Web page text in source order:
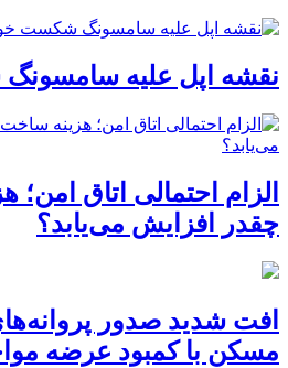
نقشه اپل علیه
الزام احتمالی اتاق
چقدر افزایش می‌یابد؟
افت شدید صدور
مسکن با کمبود عرضه